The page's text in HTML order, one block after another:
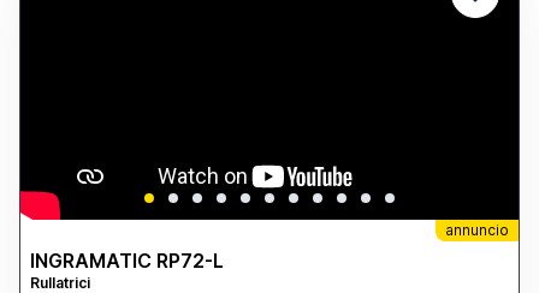
annuncio
INGRAMATIC RP72-L
Rullatrici